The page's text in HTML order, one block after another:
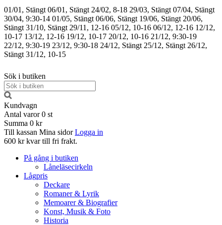
01/01, Stängt 06/01, Stängt 24/02, 8-18 29/03, Stängt 07/04, Stängt
30/04, 9:30-14 01/05, Stängt 06/06, Stängt 19/06, Stängt 20/06,
Stängt 31/10, Stängt 29/11, 12-16 05/12, 10-16 06/12, 12-16 12/12,
10-17 13/12, 12-16 19/12, 10-17 20/12, 10-16 21/12, 9:30-19
22/12, 9:30-19 23/12, 9:30-18 24/12, Stängt 25/12, Stängt 26/12,
Stängt 31/12, 10-15
Sök i butiken
Kundvagn
Antal varor 0 st
Summa 0 kr
Till kassan Mina sidor Logga in
600 kr kvar till fri frakt.
På gång i butiken
Låneläsecirkeln
Lågpris
Deckare
Romaner & Lyrik
Memoarer & Biografier
Konst, Musik & Foto
Historia